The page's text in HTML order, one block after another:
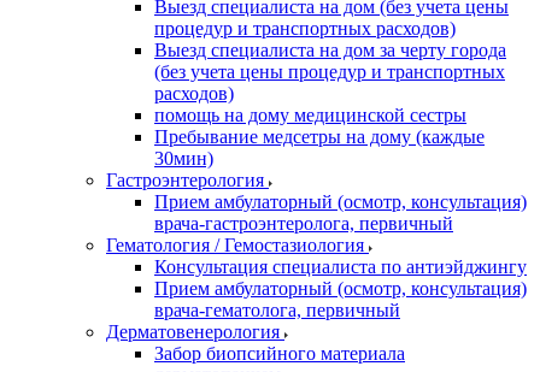
Выезд специалиста на дом (без учета цены
процедур и транспортных расходов)
Выезд специалиста на дом за черту города
(без учета цены процедур и транспортных
расходов)
помощь на дому медицинской сестры
Пребывание медсетры на дому (каждые
30мин)
Гастроэнтерология
Прием амбулаторный (осмотр, консультация)
врача-гастроэнтеролога, первичный
Гематология / Гемостазиология
Консультация специалиста по антиэйджингу
Прием амбулаторный (осмотр, консультация)
врача-гематолога, первичный
Дерматовенерология
Забор биопсийного материала